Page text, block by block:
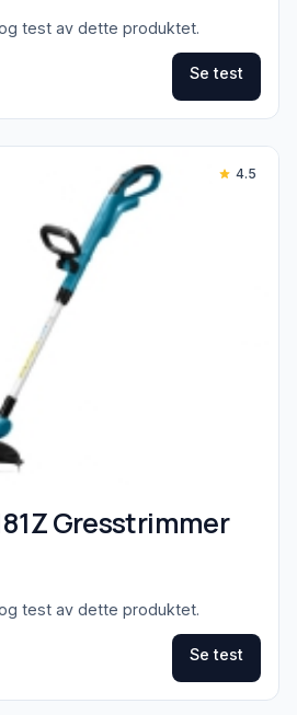
test av dette produktet.
Se test
4.5
Gresstrimmer
test av dette produktet.
Se test